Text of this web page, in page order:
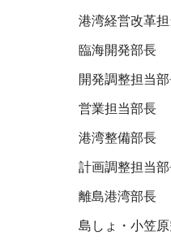
港湾経営改革
臨海開発部長
開発調整担当
営業担当部長
港湾整備部長
計画調整担当
離島港湾部長
島しょ・小笠